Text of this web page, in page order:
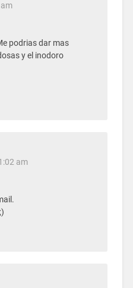
podrias dar mas
y el inodoro
am